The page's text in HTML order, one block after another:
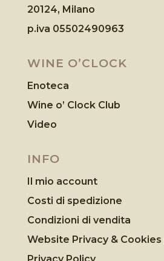
20124, Milano
p.iva 05502490963
WINE O’CLOCK
Enoteca
Wine o’ Clock Club
Video
INFO
Il mio account
Costi di spedizione
Condizioni di vendita
Website Privacy & Cookies